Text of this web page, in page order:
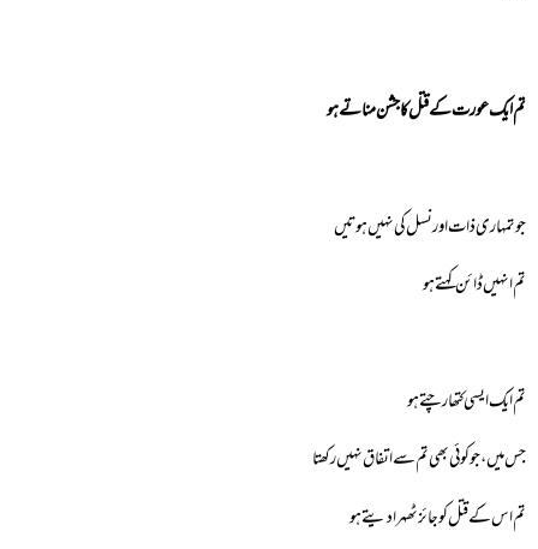
تم ایک عورت کے قتل کا جشن مناتے ہو
جو تمہاری ذات اور نسل کی نہیں ہوتیں
تم انہیں ڈائن کہتے ہو
تم ایک ایسی کتھا رچتے ہو
جس میں، جو کوئی بھی تم سے اتفاق نہیں رکھتا
تم اس کے قتل کو جائز ٹھہرا دیتے ہو